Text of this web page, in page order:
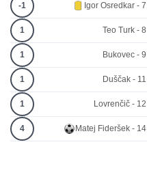
-1 Igor Osredkar - 7
1 Teo Turk - 8
1 Bukovec - 9
1 Duščak - 11
1 Lovrenčič - 12
4 Matej Fideršek - 14